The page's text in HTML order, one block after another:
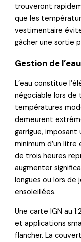
trouveront
que les
vestimentaire
gâcher une sortie
Gestion de
L’eau constitue
négociable lors de
températures
demeurent
garrigue, imposant
minimum d’un
de trois heures
augmenter
longues ou lors de
ensoleillées.
Une carte IGN au
et applications
flancher. La